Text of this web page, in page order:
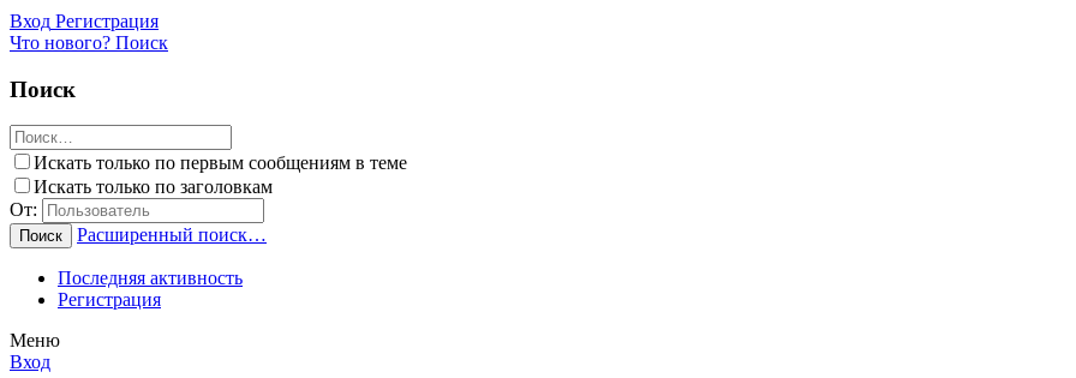
Вход Регистрация
Что нового? Поиск
Поиск
Искать только по первым сообщениям в теме
Искать только по заголовкам
От:
Поиск Расширенный поиск…
Последняя активность
Регистрация
Меню
Вход